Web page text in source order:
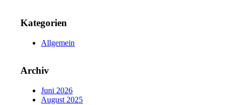
Kategorien
Allgemein
Archiv
Juni 2026
August 2025